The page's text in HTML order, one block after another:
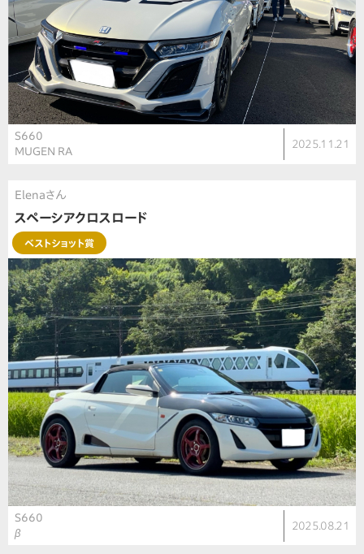
S660
MUGEN RA
2025.11.21
Elenaさん
スペーシアクロスロード
ベストショット賞
S660
β
2025.08.21